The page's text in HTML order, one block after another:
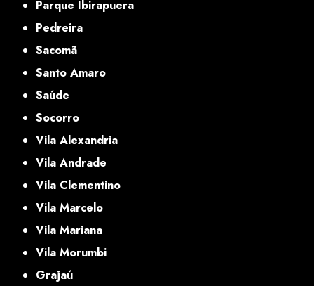
Parque Ibirapuera
Pedreira
Sacomã
Santo Amaro
Saúde
Socorro
Vila Alexandria
Vila Andrade
Vila Clementino
Vila Marcelo
Vila Mariana
Vila Morumbi
Grajaú